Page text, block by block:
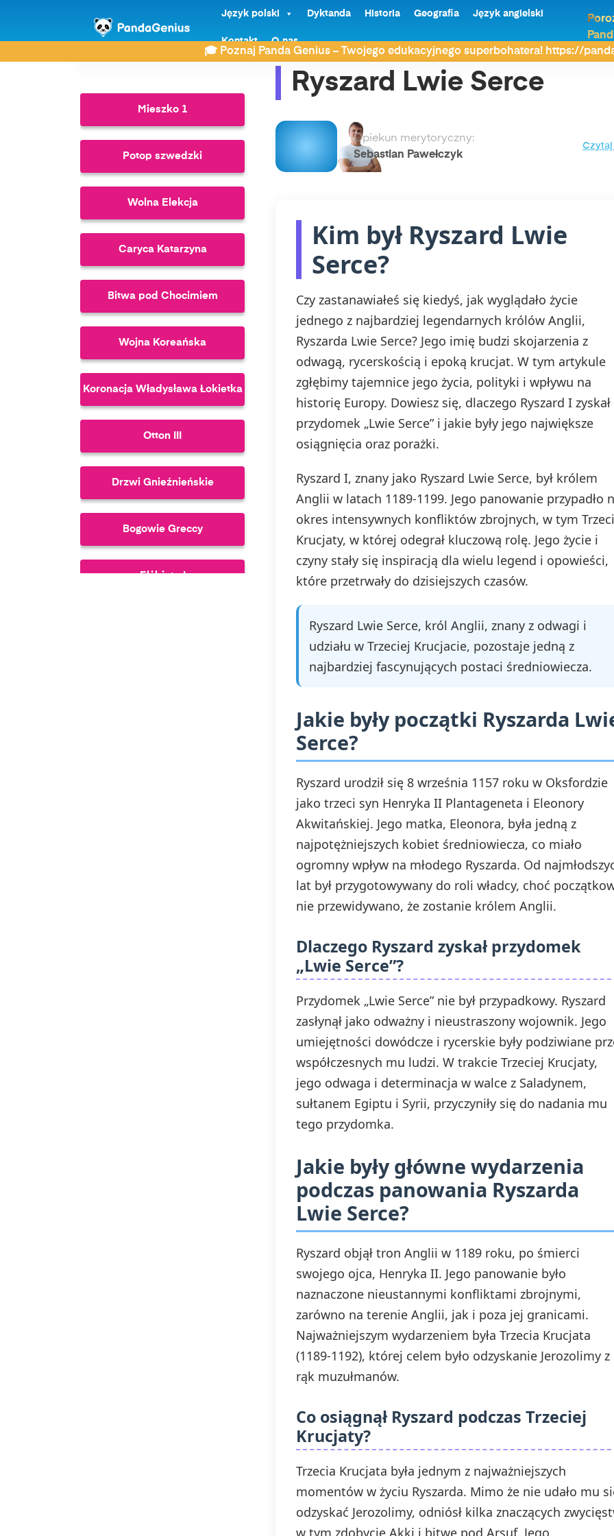
Język polski Dyktanda Historia Geografia Język angielski
Kontakt O nas
🎓 Poznaj Panda Genius – Twojego edukacyjnego superbohatera! https://
ZDAY Historia Ryszard Lwie Serce
Mieszko 1
Potop szwedzki
Wolna Elekcja
Caryca Katarzyna
Bitwa pod Chocimiem
Wojna Koreańska
Koronacja Władysława Łokietka
Otton III
Drzwi Gnieźnieńskie
Bogowie Greccy
Elżbieta I
Ryszard Lwie Serce
Opiekun merytoryczny:
Sebastian Pawełczyk
Kim był Ryszard Lwie
Serce?
Czy zastanawiałeś się kiedyś, jak wyglądało życie
jednego z najbardziej legendarnych królów Anglii,
Ryszarda Lwie Serce? Jego imię budzi skojarzenia z
odwagą, rycerskością i epoką krucjat. W tym artykule
zgłębimy tajemnice jego życia, polityki i wpływu na
historię Europy. Dowiesz się, dlaczego Ryszard I zyskał
przydomek „Lwie Serce” i jakie były jego największe
osiągnięcia oraz porażki.
Ryszard I, znany jako Ryszard Lwie Serce, był królem
Anglii w latach 1189-1199. Jego panowanie przypadło
okres intensywnych konfliktów zbrojnych, w tym
Krucjaty, w której odegrał kluczową rolę. Jego życie i
czyny stały się inspiracją dla wielu legend i opowieści,
które przetrwały do dzisiejszych czasów.
Ryszard Lwie Serce, król Anglii, znany z odwagi i
udziału w Trzeciej Krucjacie, pozostaje jedną z
najbardziej fascynujących postaci średniowiecza.
Jakie były początki Ryszarda
Serce?
Ryszard urodził się 8 września 1157 roku w Oksfordzie
jako trzeci syn Henryka II Plantageneta i Eleonory
Akwitańskiej. Jego matka, Eleonora, była jedną z
najpotężniejszych kobiet średniowiecza, co miało
ogromny wpływ na młodego Ryszarda. Od
lat był przygotowywany do roli władcy, choć
nie przewidywano, że zostanie królem Anglii.
Dlaczego Ryszard zyskał przydomek
„Lwie Serce”?
Przydomek „Lwie Serce” nie był przypadkowy. Ryszard
zasłynął jako odważny i nieustraszony wojownik. Jego
umiejętności dowódcze i rycerskie były podziwiane
współczesnych mu ludzi. W trakcie Trzeciej Krucjaty,
jego odwaga i determinacja w walce z Saladynem,
sułtanem Egiptu i Syrii, przyczyniły się do nadania mu
tego przydomka.
Jakie były główne wydarzenia
podczas panowania Ryszarda
Lwie Serce?
Ryszard objął tron Anglii w 1189 roku, po śmierci
swojego ojca, Henryka II. Jego panowanie było
naznaczone nieustannymi konfliktami zbrojnymi,
zarówno na terenie Anglii, jak i poza jej granicami.
Najważniejszym wydarzeniem była Trzecia Krucjata
(1189-1192), której celem było odzyskanie Jerozolimy z
rąk muzułmanów.
Co osiągnął Ryszard podczas Trzeciej
Krucjaty?
Trzecia Krucjata była jednym z najważniejszych
momentów w życiu Ryszarda. Mimo że nie udało mu
odzyskać Jerozolimy, odniósł kilka znaczących
w tym zdobycie Akki i bitwę pod Arsuf. Jego